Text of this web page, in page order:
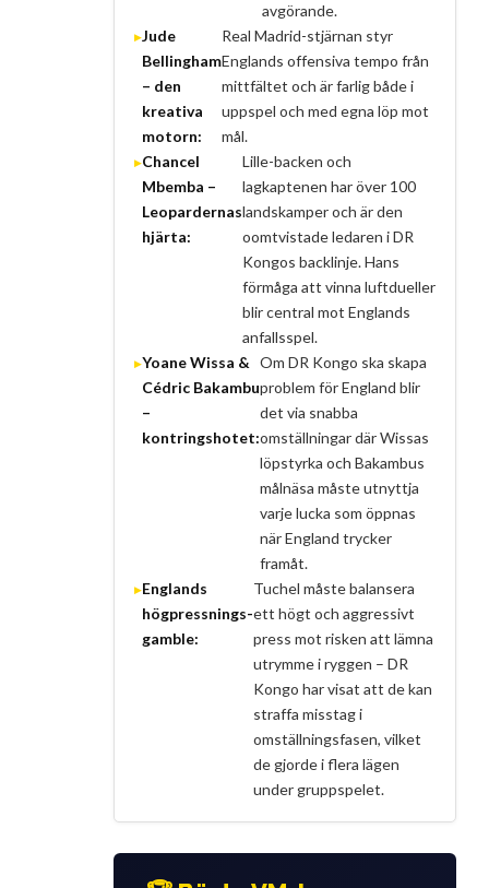
avgörande.
Jude
Bellingham
– den
kreativa
motorn:
Real Madrid-stjärnan styr
Englands offensiva tempo från
mittfältet och är farlig både i
uppspel och med egna löp mot
mål.
Chancel
Mbemba –
Leopardernas
hjärta:
Lille-backen och
lagkaptenen har över 100
landskamper och är den
oomtvistade ledaren i DR
Kongos backlinje. Hans
förmåga att vinna luftdueller
blir central mot Englands
anfallsspel.
Yoane Wissa &
Cédric Bakambu
–
kontringshotet:
Om DR Kongo ska skapa
problem för England blir
det via snabba
omställningar där Wissas
löpstyrka och Bakambus
målnäsa måste utnyttja
varje lucka som öppnas
när England trycker
framåt.
Englands
högpressnings-
gamble:
Tuchel måste balansera
ett högt och aggressivt
press mot risken att lämna
utrymme i ryggen – DR
Kongo har visat att de kan
straffa misstag i
omställningsfasen, vilket
de gjorde i flera lägen
under gruppspelet.